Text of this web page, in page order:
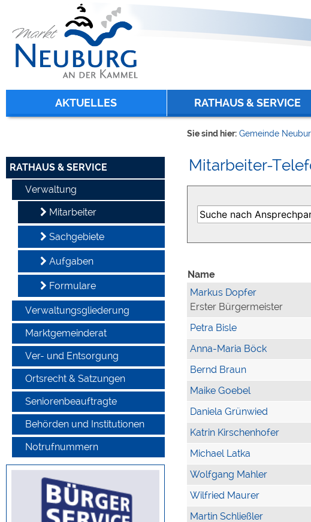
zur Navigation oder zur Startseitespringen.
AKTUELLES RATHAUS & SERVICE
RATHAUS & SERVICE
Verwaltung
Mitarbeiter
Sachgebiete
Aufgaben
Formulare
Verwaltungsgliederung
Marktgemeinderat
Ver- und Entsorgung
Ortsrecht & Satzungen
Seniorenbeauftragte
Behörden und Institutionen
Notrufnummern
Sie sind hier: Gemeinde
Mitarbeiter-
Name
Markus Dopfer
Erster Bürgermeister
Petra Bisle
Anna-Maria Böck
Bernd Braun
Maike Goebel
Daniela Grünwied
Katrin Kirschenhofer
Michael Latka
Wolfgang Mahler
Wilfried Maurer
Martin Schließler